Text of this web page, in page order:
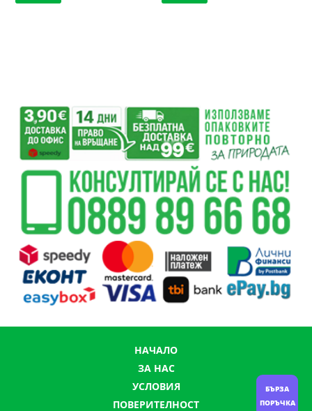
НАЧАЛО
ЗА НАС
УСЛОВИЯ
ПОВЕРИТЕЛНОСТ
БЪРЗА
ПОРЪЧКА